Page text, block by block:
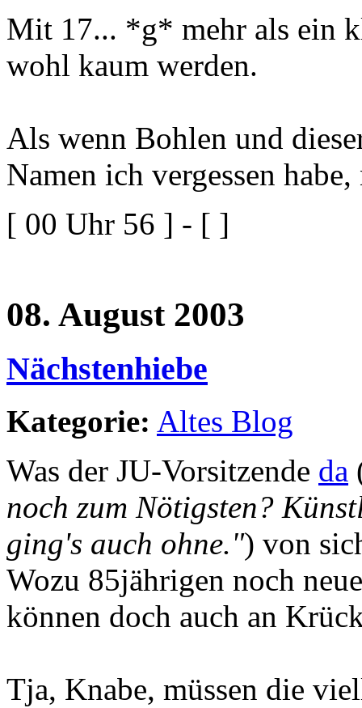
Mit 17... *g* mehr als ein
wohl kaum werden.
Als wenn Bohlen und
Namen ich vergessen
[ 00 Uhr 56 ] - [ ]
08. August 2003
Nächstenhiebe
Kategorie: Altes Blog
Was der JU-Vorsitzende da
noch zum Nötigsten?
ging's auch ohne.") von
Wozu 85jährigen noch
können doch auch an
Tja, Knabe, müssen die